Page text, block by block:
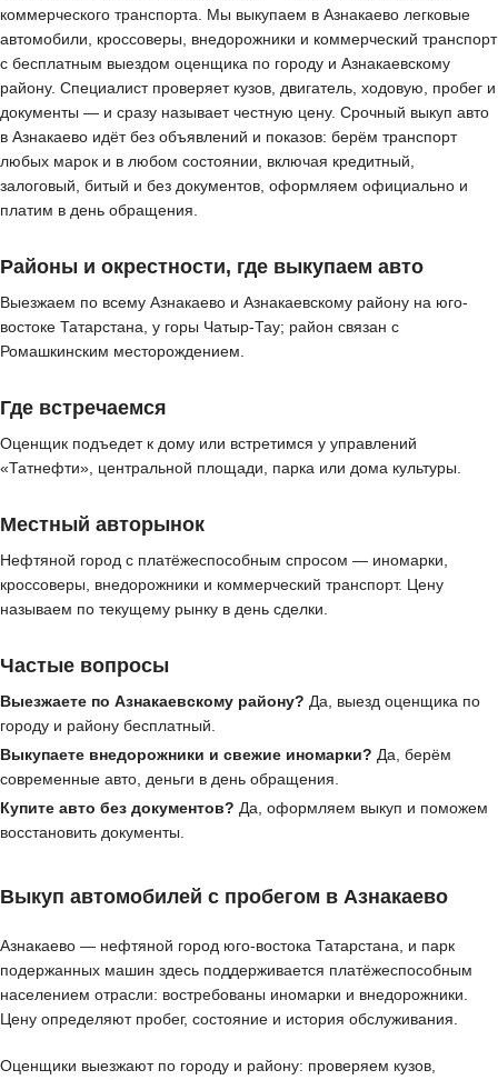
коммерческого транспорта. Мы выкупаем в Азнакаево легковые
автомобили, кроссоверы, внедорожники и коммерческий транспорт
с бесплатным выездом оценщика по городу и Азнакаевскому
району. Специалист проверяет кузов, двигатель, ходовую, пробег и
документы — и сразу называет честную цену. Срочный выкуп авто
в Азнакаево идёт без объявлений и показов: берём транспорт
любых марок и в любом состоянии, включая кредитный,
залоговый, битый и без документов, оформляем официально и
платим в день обращения.
Районы и окрестности, где выкупаем авто
Выезжаем по всему Азнакаево и Азнакаевскому району на юго-
востоке Татарстана, у горы Чатыр-Тау; район связан с
Ромашкинским месторождением.
Где встречаемся
Оценщик подъедет к дому или встретимся у управлений
«Татнефти», центральной площади, парка или дома культуры.
Местный авторынок
Нефтяной город с платёжеспособным спросом — иномарки,
кроссоверы, внедорожники и коммерческий транспорт. Цену
называем по текущему рынку в день сделки.
Частые вопросы
Выезжаете по Азнакаевскому району? Да, выезд оценщика по
городу и району бесплатный.
Выкупаете внедорожники и свежие иномарки? Да, берём
современные авто, деньги в день обращения.
Купите авто без документов? Да, оформляем выкуп и поможем
восстановить документы.
Выкуп автомобилей с пробегом в Азнакаево
Азнакаево — нефтяной город юго-востока Татарстана, и парк
подержанных машин здесь поддерживается платёжеспособным
населением отрасли: востребованы иномарки и внедорожники.
Цену определяют пробег, состояние и история обслуживания.
Оценщики выезжают по городу и району: проверяем кузов,